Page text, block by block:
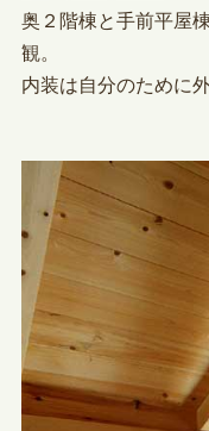
奥２階棟と手前平屋
観。
内装は自分のために